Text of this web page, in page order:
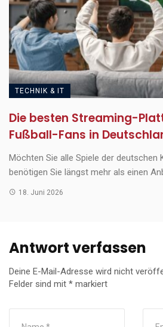
TECHNIK & IT
Die besten Streaming-
Fußball-Fans in
Möchten Sie alle Spiele der deutschen
benötigen Sie längst mehr als einen
18. Juni 2026
Antwort verfassen
Deine E-Mail-Adresse wird nicht
Felder sind mit * markiert